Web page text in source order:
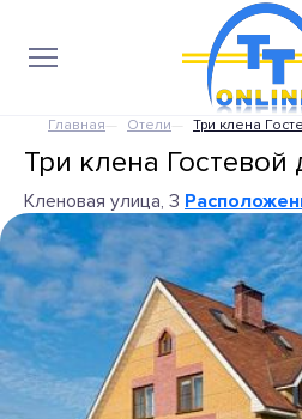
Главная Отели Три клена
Три клена Гостевой
Кленовая улица, 3